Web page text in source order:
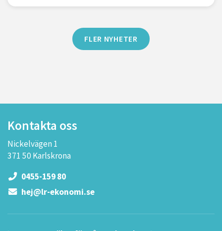
FLER NYHETER
Kontakta oss
Nickelvägen 1
371 50 Karlskrona
0455-159 80
hej@lr-ekonomi.se